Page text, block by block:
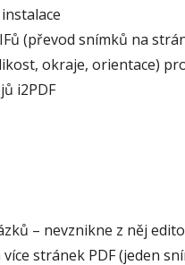
(převod snímků na
okraje, orientace)
i2PDF
– nevznikne z něj
stránek PDF (jeden